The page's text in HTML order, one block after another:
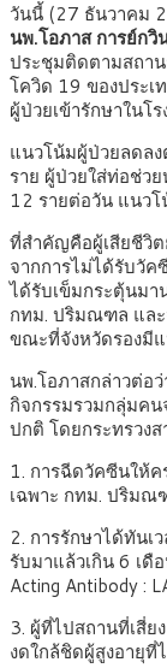
วันนี้ (27 ธันวาคม
นพ.โอภาส การย์ก
ประชุมติดตามสถา
โควิด 19 ของประ
ผู้ป่วยเข้ารักษาในโ
แนวโน้มผู้ป่วยลดล
ราย ผู้ป่วยใส่ท่อช่ว
12 รายต่อวัน แนวโ
ที่สำคัญคือผู้เสียชีวิ
จากการไม่ได้รับวั
ได้รับเข็มกระตุ้นม
กทม. ปริมณฑล และ
ขณะที่จังหวัดรองมี
นพ.โอภาสกล่าวต่อ
กิจกรรมรวมกลุ่มค
ปกติ โดยกระทรวง
1. การฉีดวัคซีนให้
เฉพาะ กทม. ปริมณ
2. การรักษาได้ทัน
รับมาแล้วเกิน 6 เดื
Acting Antibody :
3. ผู้ที่ไปสถานที่เสี่ย
งดใกล้ชิดผู้สูงอายุ